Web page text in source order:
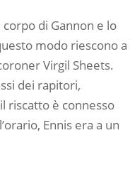
di Gannon e lo
modo riescono a
Virgil Sheets.
dei rapitori,
riscatto è connesso
Ennis era a un